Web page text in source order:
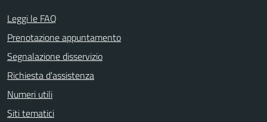
Leggi le FAQ
Prenotazione appuntamento
Segnalazione disservizio
Richiesta d'assistenza
Numeri utili
Siti tematici